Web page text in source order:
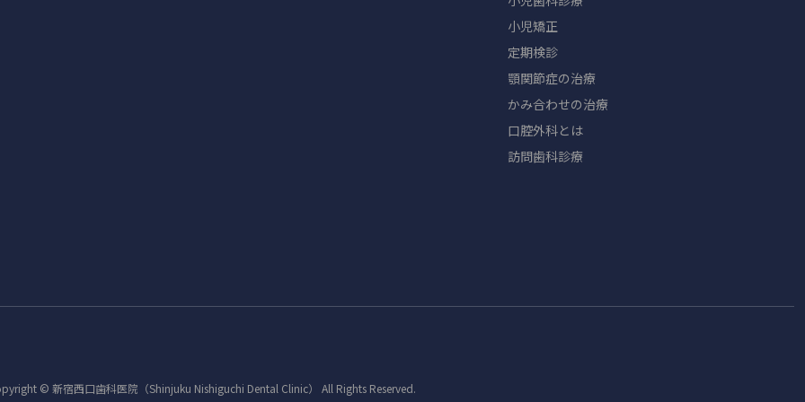
小児矯正
定期検診
顎関節症の治療
かみ合わせの治療
口腔外科とは
訪問歯科診療
© 新宿西口歯科医院（Shinjuku Nishiguchi Dental Clinic） All Rights Reserved.